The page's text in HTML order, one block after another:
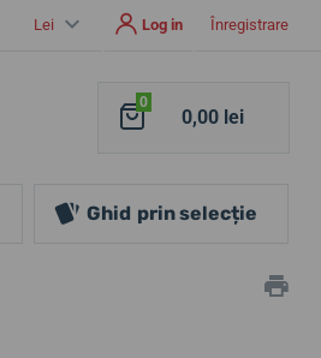
Lei Log in Înregistrare
0
0,00 lei
Ghid prin selecție